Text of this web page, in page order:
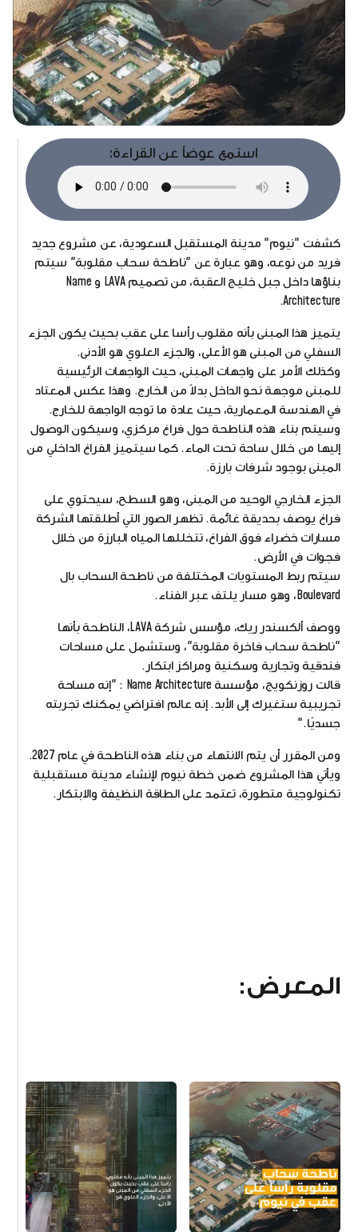
استمع عوضاً عن القراءة:
كشفت "نيوم" مدينة المستقبل السعودية، عن مشروع جديد
فريد من نوعه، وهو عبارة عن "ناطحة سحاب مقلوبة" سيتم
بناؤها داخل جبل خليج العقبة، من تصميم LAVA و Name
Architecture.
يتميز هذا المبنى بأنه مقلوب رأسا على عقب بحيث يكون الجزء
السفلي من المبنى هو الأعلى، والجزء العلوي هو الأدنى.
وكذلك الأمر على واجهات المبنى، حيث الواجهات الرئيسية
للمبنى موجهة نحو الداخل بدلاً من الخارج. وهذا عكس المعتاد
في الهندسة المعمارية، حيث عادة ما توجه الواجهة للخارج.
وسيتم بناء هذه الناطحة حول فراغ مركزي، وسيكون الوصول
إليها من خلال ساحة تحت الماء. كما سيتميز الفراغ الداخلي من
المبنى بوجود شرفات بارزة.
الجزء الخارجي الوحيد من المبنى، وهو السطح، سيحتوي على
فراغ يوصف بحديقة غائمة. تظهر الصور التي أطلقتها الشركة
مسارات خضراء فوق الفراغ، تتخللها المياه البارزة من خلال
فجوات في الأرض.
سيتم ربط المستويات المختلفة من ناطحة السحاب بال
Boulevard، وهو مسار يلتف عبر الفناء.
ووصف ألكسندر ريك، مؤسس شركة LAVA، الناطحة بأنها
"ناطحة سحاب فاخرة مقلوبة"، وستشمل على مساحات
فندقية وتجارية وسكنية ومراكز ابتكار.
قالت روزنكويج، مؤسسة Name Architecture : "إنه مساحة
تجريبية ستغيرك إلى الأبد. إنه عالم افتراضي يمكنك تجربته
جسديًا."
ومن المقرر أن يتم الانتهاء من بناء هذه الناطحة في عام 2027.
ويأتي هذا المشروع ضمن خطة نيوم لإنشاء مدينة مستقبلية
تكنولوجية متطورة، تعتمد على الطاقة النظيفة والابتكار.
المعرض: